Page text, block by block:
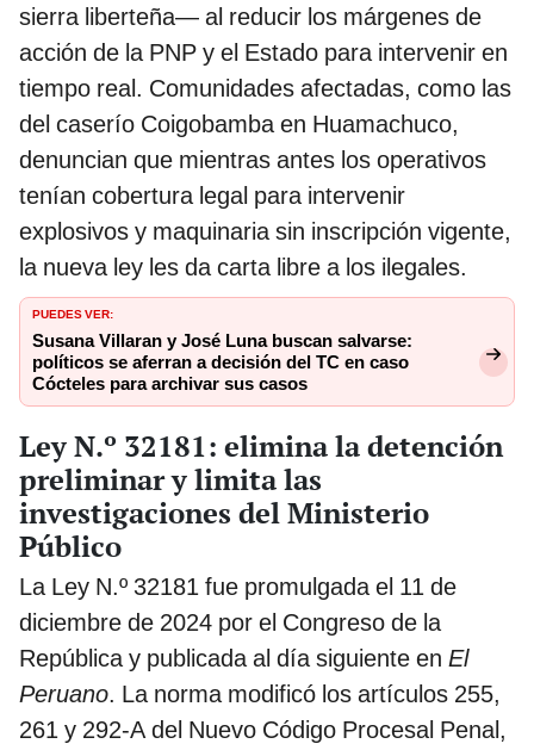
sierra liberteña— al reducir los márgenes de
acción de la PNP y el Estado para intervenir en
tiempo real. Comunidades afectadas, como las
del caserío Coigobamba en Huamachuco,
denuncian que mientras antes los operativos
tenían cobertura legal para intervenir
explosivos y maquinaria sin inscripción vigente,
la nueva ley les da carta libre a los ilegales.
PUEDES VER:
Susana Villaran y José Luna buscan salvarse:
políticos se aferran a decisión del TC en caso
Cócteles para archivar sus casos
Ley N.º 32181: elimina la detención
preliminar y limita las
investigaciones del Ministerio
Público
La Ley N.º 32181 fue promulgada el 11 de
diciembre de 2024 por el Congreso de la
República y publicada al día siguiente en El
Peruano. La norma modificó los artículos 255,
261 y 292-A del Nuevo Código Procesal Penal,